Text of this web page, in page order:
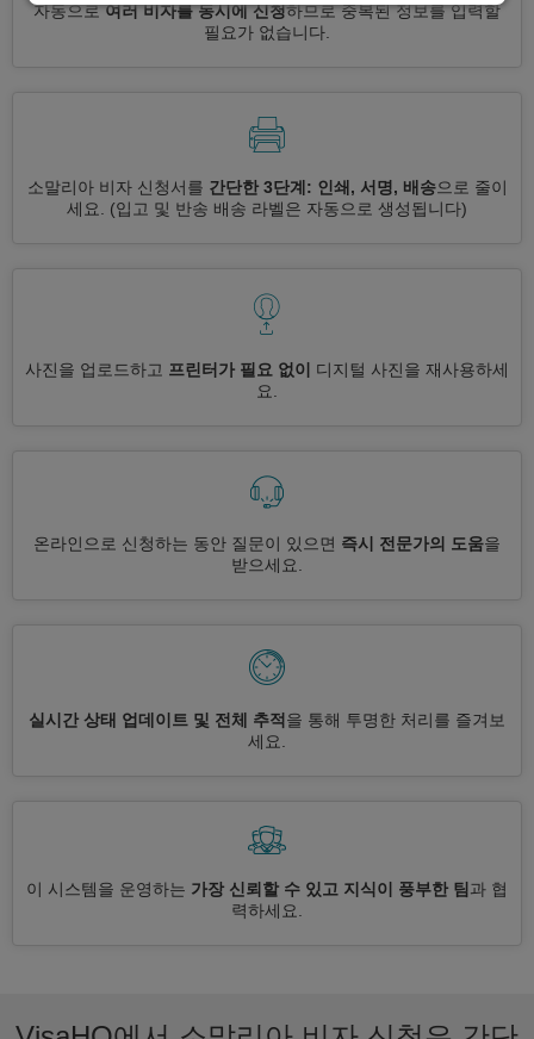
자동으로여러 비자를 동시에 신청하므로 중복된 정보를 입력할
필요가 없습니다.
소말리아 비자 신청서를 간단한 3단계: 인쇄, 서명, 배송으로 줄이
세요.
(입고 및 반송 배송 라벨은 자동으로 생성됩니다)
사진을 업로드하고 프린터가 필요 없이
디지털 사진을 재사용하세
요.
온라인으로 신청하는 동안 질문이 있으면 즉시 전문가의 도움을
받으세요.
실시간 상태 업데이트 및 전체 추적 을 통해 투명한 처리를 즐겨보
세요.
이 시스템을 운영하는 가장 신뢰할 수 있고 지식이 풍부한 팀 과 협
력하세요.